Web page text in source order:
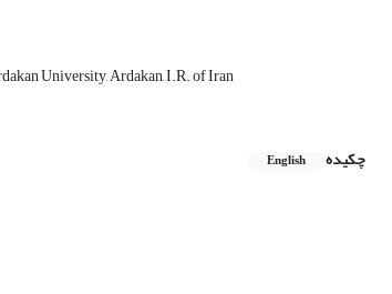
University, Ardakan, I.R. of Iran
چکیده
English